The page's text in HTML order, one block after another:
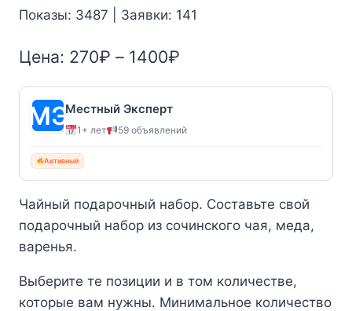
Показы: 3487 | Заявки: 141
Цена: 270₽ – 1400₽
цен:
–
Местный Эксперт
1+ лет 59 объявлений
Активный
Чайный подарочный набор. Составьте свой
подарочный набор из сочинского чая, меда,
варенья.
Выберите те позиции и в том количестве,
которые вам нужны. Минимальное количество